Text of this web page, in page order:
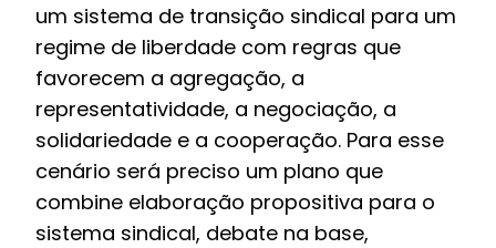
um sistema de transição sindical para um
regime de liberdade com regras que
favorecem a agregação, a
representatividade, a negociação, a
solidariedade e a cooperação. Para esse
cenário será preciso um plano que
combine elaboração propositiva para o
sistema sindical, debate na base,